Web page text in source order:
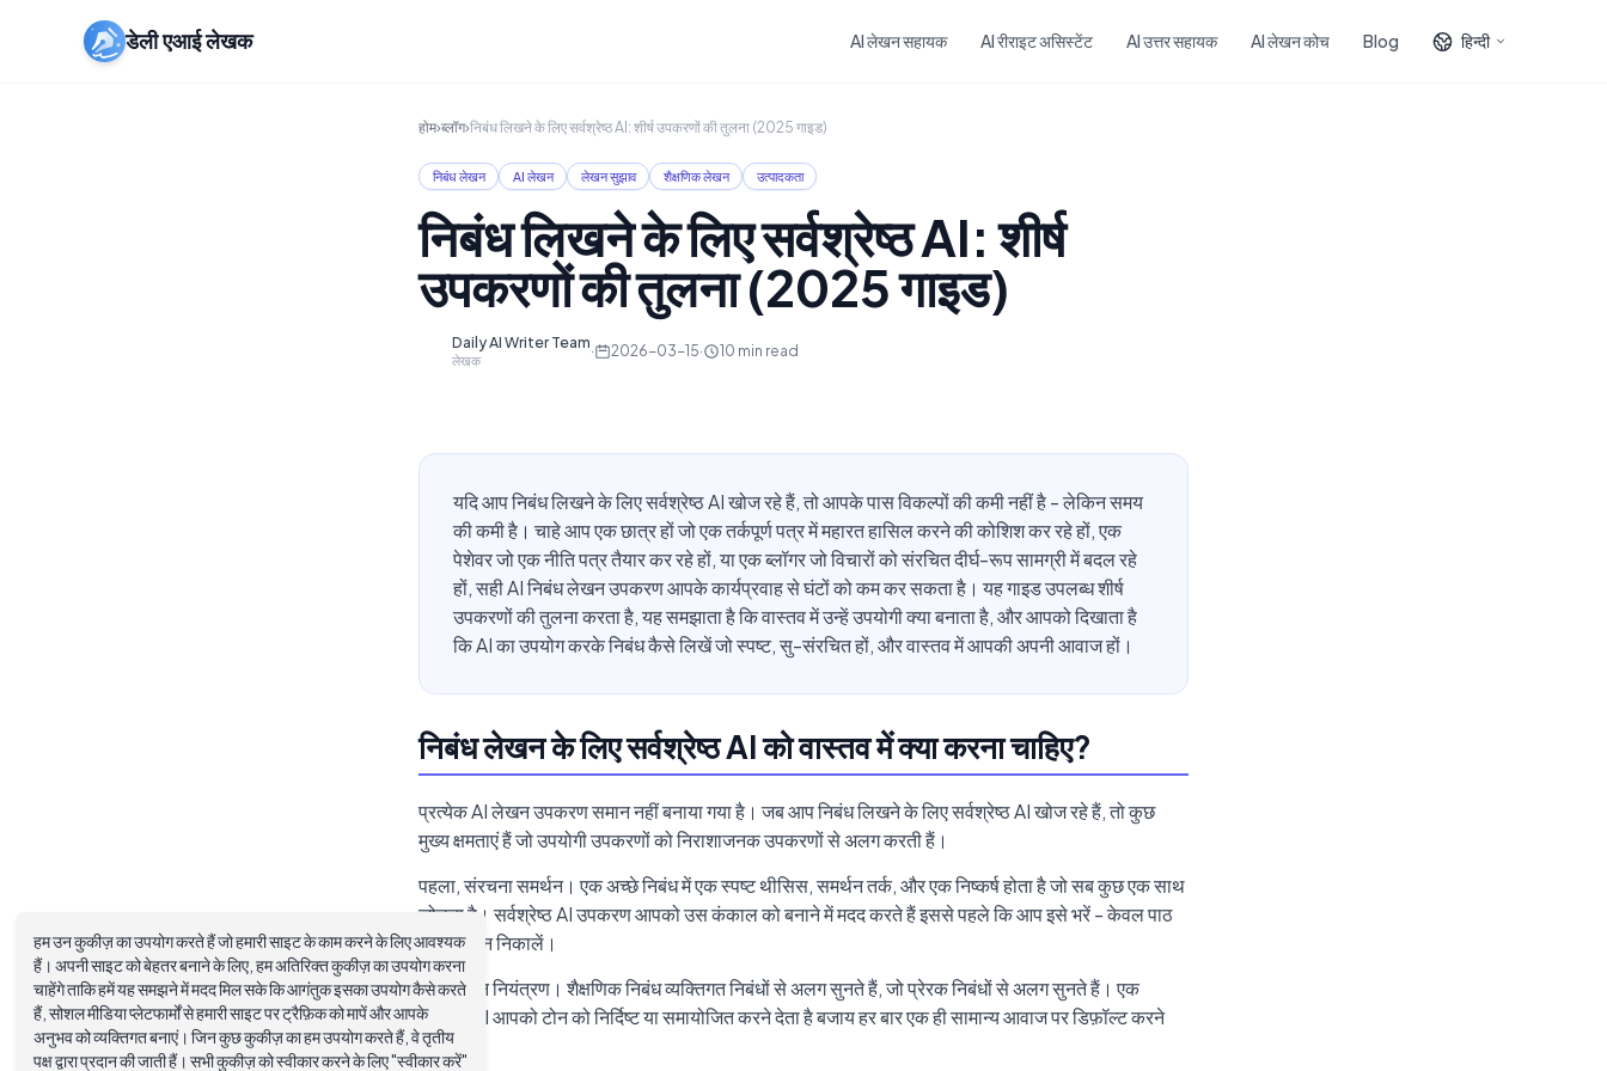
डेली एआई लेखक AI लेखन सहायक AI रीराइट असिस्टेंट AI उत्तर सहायक AI लेखन कोच Blog हिन्दी
होम›ब्लॉग›निबंध लिखने के लिए सर्वश्रेष्ठ AI: शीर्ष उपकरणों की तुलना (2025 गाइड)
निबंध लेखन AI लेखन लेखन सुझाव शैक्षणिक लेखन उत्पादकता
निबंध लिखने के लिए सर्वश्रेष्ठ AI: शीर्ष
उपकरणों की तुलना (2025 गाइड)
Daily AI Writer Team
लेखक
· 2026-03-15· 10 min read
यदि आप निबंध लिखने के लिए सर्वश्रेष्ठ AI खोज रहे हैं, तो आपके पास विकल्पों की कमी नहीं है - लेकिन समय
की कमी है। चाहे आप एक छात्र हों जो एक तर्कपूर्ण पत्र में महारत हासिल करने की कोशिश कर रहे हों, एक
पेशेवर जो एक नीति पत्र तैयार कर रहे हों, या एक ब्लॉगर जो विचारों को संरचित दीर्घ-रूप सामग्री में बदल रहे
हों, सही AI निबंध लेखन उपकरण आपके कार्यप्रवाह से घंटों को कम कर सकता है। यह गाइड उपलब्ध शीर्ष
उपकरणों की तुलना करता है, यह समझाता है कि वास्तव में उन्हें उपयोगी क्या बनाता है, और आपको दिखाता है
कि AI का उपयोग करके निबंध कैसे लिखें जो स्पष्ट, सु-संरचित हों, और वास्तव में आपकी अपनी आवाज हों।
निबंध लेखन के लिए सर्वश्रेष्ठ AI को वास्तव में क्या करना चाहिए?
प्रत्येक AI लेखन उपकरण समान नहीं बनाया गया है। जब आप निबंध लिखने के लिए सर्वश्रेष्ठ AI खोज रहे हैं, तो कुछ
मुख्य क्षमताएं हैं जो उपयोगी उपकरणों को निराशाजनक उपकरणों से अलग करती हैं।
पहला, संरचना समर्थन। एक अच्छे निबंध में एक स्पष्ट थीसिस, समर्थन तर्क, और एक निष्कर्ष होता है जो सब कुछ एक साथ
जोड़ता है। सर्वश्रेष्ठ AI उपकरण आपको उस कंकाल को बनाने में मदद करते हैं इससे पहले कि आप इसे भरें - केवल पाठ
की दीवार न निकालें।
दूसरा, टोन नियंत्रण। शैक्षणिक निबंध व्यक्तिगत निबंधों से अलग सुनते हैं, जो प्रेरक निबंधों से अलग सुनते हैं। एक
उपयोगी AI आपको टोन को निर्दिष्ट या समायोजित करने देता है बजाय हर बार एक ही सामान्य आवाज पर डिफ़ॉल्ट करने
के।
हम उन कुकीज़ का उपयोग करते हैं जो हमारी साइट के काम करने के लिए आवश्यक
हैं। अपनी साइट को बेहतर बनाने के लिए, हम अतिरिक्त कुकीज़ का उपयोग करना
चाहेंगे ताकि हमें यह समझने में मदद मिल सके कि आगंतुक इसका उपयोग कैसे करते
हैं, सोशल मीडिया प्लेटफार्मों से हमारी साइट पर ट्रैफ़िक को मापें और आपके
अनुभव को व्यक्तिगत बनाएं। जिन कुछ कुकीज़ का हम उपयोग करते हैं, वे तृतीय
पक्ष द्वारा प्रदान की जाती हैं। सभी कुकीज़ को स्वीकार करने के लिए "स्वीकार करें"